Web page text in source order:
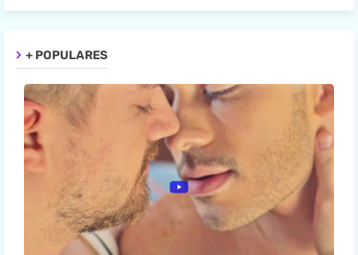
+ POPULARES